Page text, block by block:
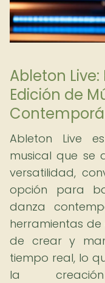
Ableton
Edición de
Ableton Live
musical que se
versatilidad,
opción para
danza
herramientas
de crear y
tiempo real, lo
la